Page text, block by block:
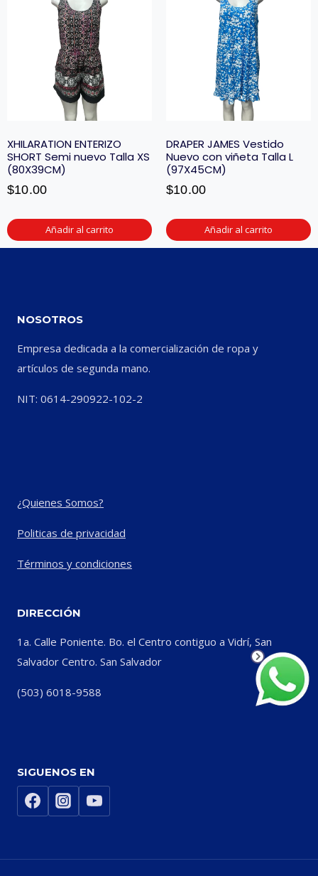
XHILARATION ENTERIZO
SHORT Semi nuevo Talla XS
(80X39CM)
$10.00
Añadir al carrito
DRAPER JAMES Vestido
Nuevo con viñeta Talla L
(97X45CM)
$10.00
Añadir al carrito
NOSOTROS
Empresa dedicada a la comercialización de ropa y
artículos de segunda mano.
NIT: 0614-290922-102-2
¿Quienes Somos?
Politicas de privacidad
Términos y condiciones
DIRECCIÓN
1a. Calle Poniente. Bo. el Centro contiguo a Vidrí, San
Salvador Centro. San Salvador
(503) 6018-9588
SIGUENOS EN